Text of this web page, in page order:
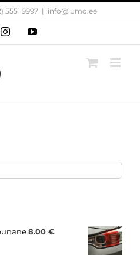
5551 9997 | info@lumo.ee
InstagramYouTube
8.00 €